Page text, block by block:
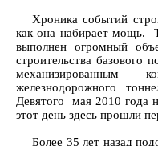
Хроника событий
как она набирает мощь.
выполнен огромный
строительства базового
механизированным
железнодорожного
Девятого мая 2010 года
этот день здесь прошли
Более 35 лет назад